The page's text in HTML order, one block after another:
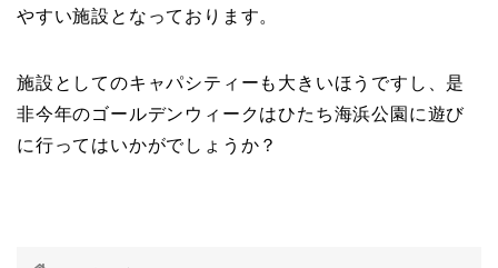
やすい施設となっております。
施設としてのキャパシティーも大きいほうですし、是
非今年のゴールデンウィークはひたち海浜公園に遊び
に行ってはいかがでしょうか？